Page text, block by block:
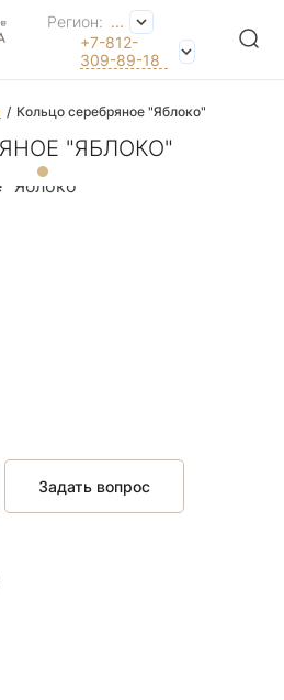
Регион: ...
+7-812-
309-89-18
Кольцо серебряное "Яблоко"
"ЯБЛОКО"
Задать вопрос